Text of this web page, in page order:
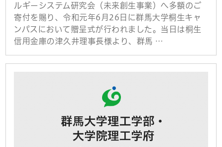
ルギーシステム研究会（未来創生事業）へ多額のご
寄付を賜り、令和元年6月26日に群馬大学桐生キャ
ンパスにおいて贈呈式が行われました。当日は桐生
信用金庫の津久井理事長様より、群馬 …